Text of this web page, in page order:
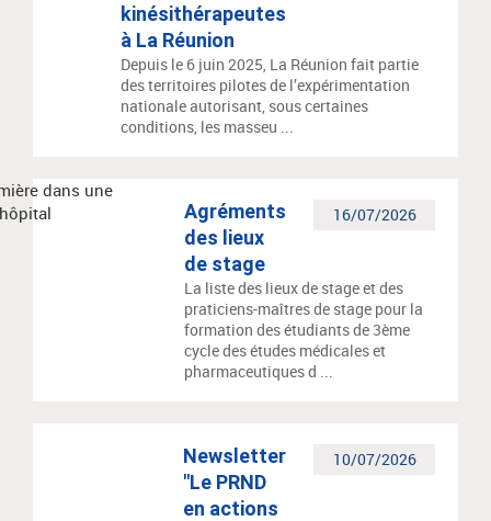
kinésithérapeutes
à La Réunion
Depuis le 6 juin 2025, La Réunion fait partie
des territoires pilotes de l’expérimentation
nationale autorisant, sous certaines
conditions, les masseu ...
16/07/2026
Agréments
des lieux
de stage
La liste des lieux de stage et des
praticiens-maîtres de stage pour la
formation des étudiants de 3ème
cycle des études médicales et
pharmaceutiques d ...
10/07/2026
Newsletter
"Le PRND
en actions